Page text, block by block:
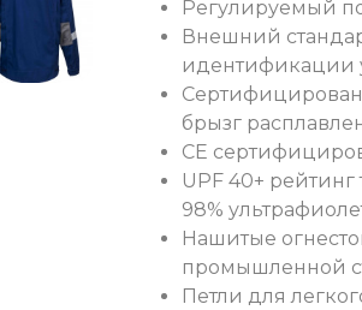
Регулируемый
Внешний
идентификации
брызг
CE
UPF 40+ рейтинг
98%
Нашитые
промышленной
Петли для